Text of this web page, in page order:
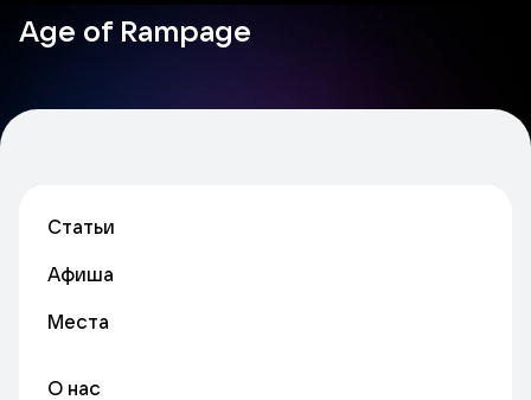
Age of Rampage
Статьи
Афиша
Места
О нас